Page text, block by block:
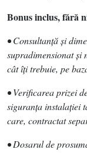
Bonus inclus, fără
• Consultanţă şi
supradimensionat şi
cât îţi trebuie, pe
• Verificarea prizei
siguranţa instalaţiei
care, contractat
• Dosarul de